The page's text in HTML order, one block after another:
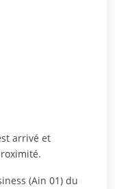
arrivé et
(Ain 01) du